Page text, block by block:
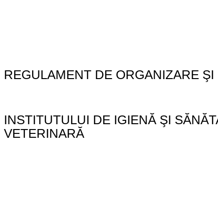
REGULAMENT DE ORGANIZARE
INSTITUTULUI DE IGIENĂ ŞI
VETERINARĂ